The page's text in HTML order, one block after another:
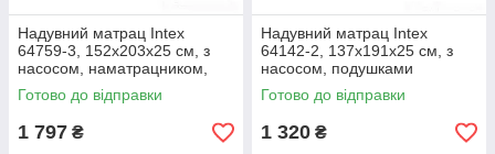
Надувний матрац Intex
64759-3, 152х203х25 см, з
насосом, наматрацником,
двома подушками
Готово до відправки
1 797 ₴
Надувний матрац Intex
64142-2, 137x191x25 см, з
насосом, подушками
Готово до відправки
1 320 ₴